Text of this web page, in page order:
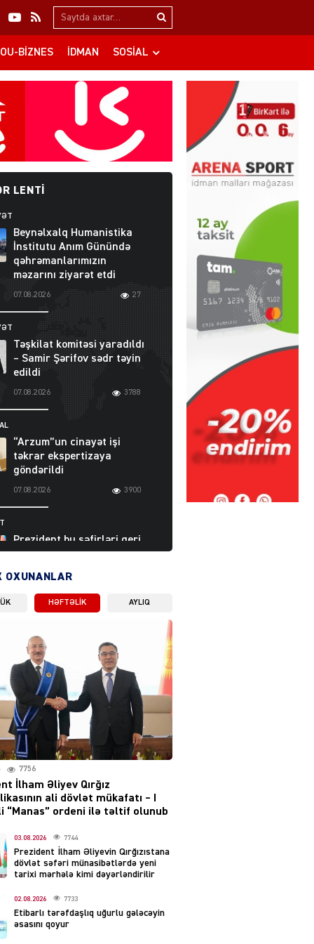
Search…
BIZNES İDMAN SOSIAL
LENTI
Beynəlxalq Humanistika
İnstitutu Anım Günündə
qəhrəmanlarımızın
məzarını ziyarət etdi
07.08.2026 27
Təşkilat komitəsi yaradıldı
– Samir Şərifov sədr təyin
edildi
07.08.2026 3788
“Arzum”un cinayət işi
təkrar ekspertizaya
göndərildi
07.08.2026 3900
Prezident bu səfirləri geri
çağırdı – Abel
Moskvada güclü partlayış
səsləri eşidildi
07.08.2026 5489
Rusiya-Ukrayna
münaqişəsinin həllində
irəliləyiş var – Tramp
07.08.2026
imzaladı
07.08.2026 5489
Tehran və İrəvandan
“Tramp yolu”na HƏMLƏ –
REAKSİYA
OXUNANLAR
HƏFTƏLIK AYLIQ
7756
İlham Əliyev Qırğız
ali dövlət mükafatı – I
“Manas” ordeni ilə təltif olunub
03.08.2026 7744
Prezident İlham Əliyevin Qırğızıstana
dövlət səfəri münasibətlərdə yeni
tarixi mərhələ kimi dəyərləndirilir
02.08.2026 7733
Etibarlı tərəfdaşlıq uğurlu gələcəyin
əsasını qoyur